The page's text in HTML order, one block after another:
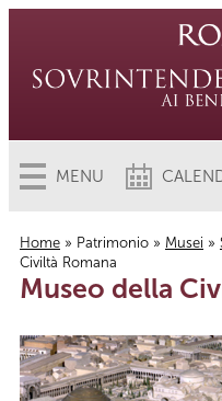
MENU
Tu sei qui
Home » Patrimonio » Musei »
Civiltà Romana
Museo della